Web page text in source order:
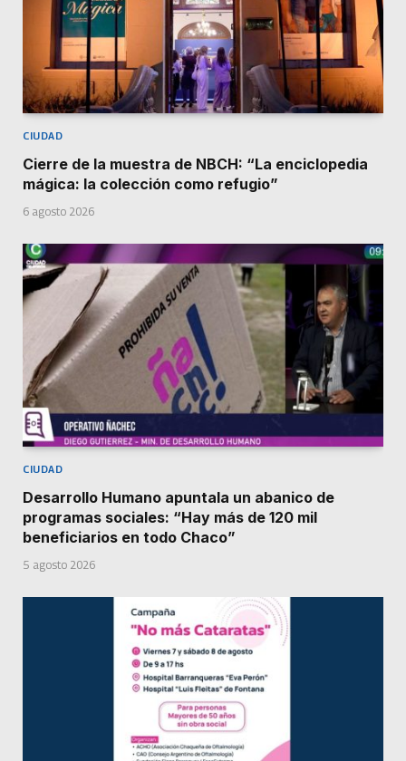
CIUDAD
Cierre de la muestra de NBCH: “La enciclopedia
mágica: la colección como refugio”
6 agosto 2026
CIUDAD
Desarrollo Humano apuntala un abanico de
programas sociales: “Hay más de 120 mil
beneficiarios en todo Chaco”
5 agosto 2026